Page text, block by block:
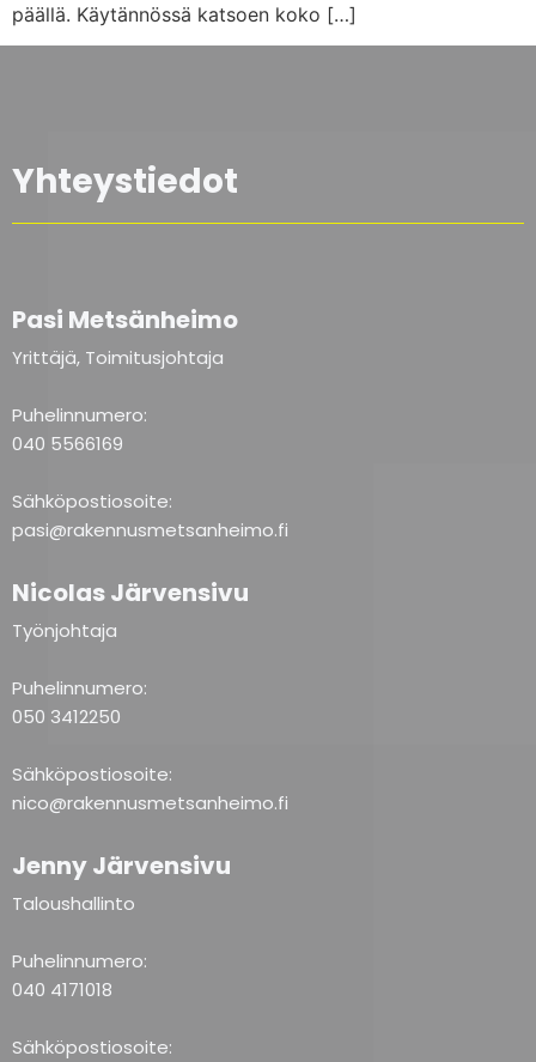
päällä. Käytännössä katsoen koko […]
Yhteystiedot
Pasi Metsänheimo
Yrittäjä, Toimitusjohtaja
Puhelinnumero:
040 5566169
Sähköpostiosoite:
pasi@rakennusmetsanheimo.fi
Nicolas Järvensivu
Työnjohtaja
Puhelinnumero:
050 3412250
Sähköpostiosoite:
nico@rakennusmetsanheimo.fi
Jenny Järvensivu
Taloushallinto
Puhelinnumero:
040 4171018
Sähköpostiosoite: